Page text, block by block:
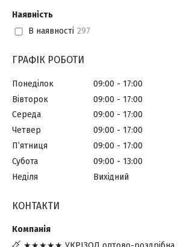
Наявність
В наявності 297
ГРАФІК РОБОТИ
Понеділок 09:00
17:00
Вівторок
09:00
17:00
Середа
09:00
17:00
Четвер
09:00
17:00
Пʼятниця
09:00
17:00
Субота
09:00
13:00
Неділя
Вихідний
КОНТАКТИ